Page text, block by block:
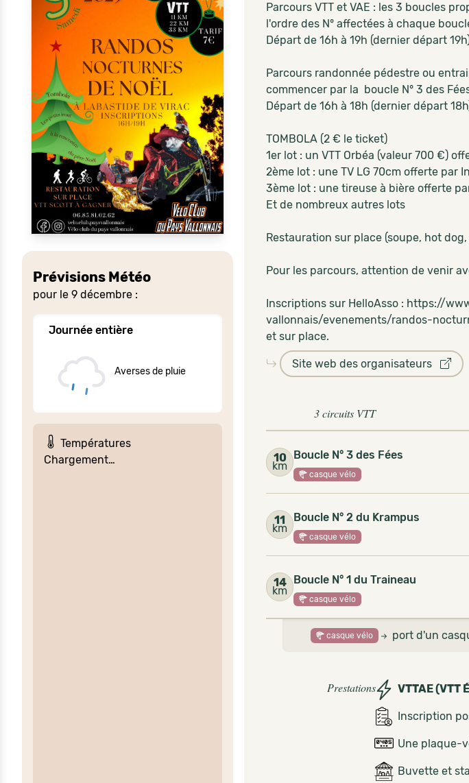
Prévisions Météo
pour le 9 décembre :
Journée entière
Averses de pluie
Températures
Chargement…
Parcours VTT et VAE : les 3 boucles
l'ordre des N° affectées à chaque
Départ de 16h à 19h (dernier départ
Parcours randonnée pédestre ou
commencer par la boucle N° 3 des
Départ de 16h à 18h (dernier départ
TOMBOLA (2 € le ticket)
1er lot : un VTT Orbéa (valeur 700 €)
2ème lot : une TV LG 70cm offerte par
3ème lot : une tireuse à bière offerte
Et de nombreux autres lots
Restauration sur place (soupe, hot
Pour les parcours, attention de venir
Inscriptions sur HelloAsso : https://
vallonnais/evenements/randos-
et sur place.
Site web des organisateurs
3 circuits VTT
10
km
Boucle N° 3 des Fées
casque vélo
11
km
Boucle N° 2 du Krampus
casque vélo
14
km
Boucle N° 1 du Traineau
casque vélo
casque vélo port d'un
Prestations VTTAE
Inscription
Une plaque-
Buvette et